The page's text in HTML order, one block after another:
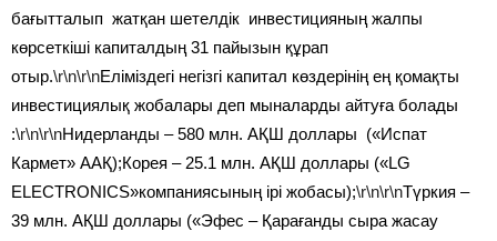
бағытталып жатқан шетелдік инвестицияның жалпы
көрсеткіші капиталдың 31 пайызын құрап
отыр.\r\n\r\nЕліміздегі негізгі капитал көздерінің ең қомақты
инвестициялық жобалары деп мыналарды айтуға болады
:\r\n\r\nНидерланды – 580 млн. АҚШ доллары («Испат
Кармет» ААҚ);Корея – 25.1 млн. АҚШ доллары («LG
ELECTRONICS»компаниясының ірі жобасы);\r\n\r\nТүркия –
39 млн. АҚШ доллары («Эфес – Қарағанды сыра жасау